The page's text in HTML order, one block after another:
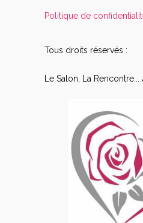
Politique de
Tous droits réservés :
Le Salon, La